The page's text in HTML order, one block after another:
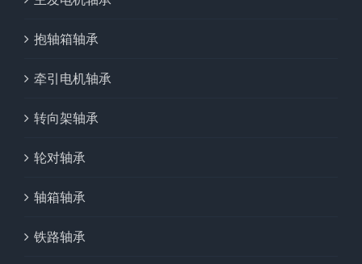
抱轴箱轴承
牵引电机轴承
转向架轴承
轮对轴承
轴箱轴承
铁路轴承